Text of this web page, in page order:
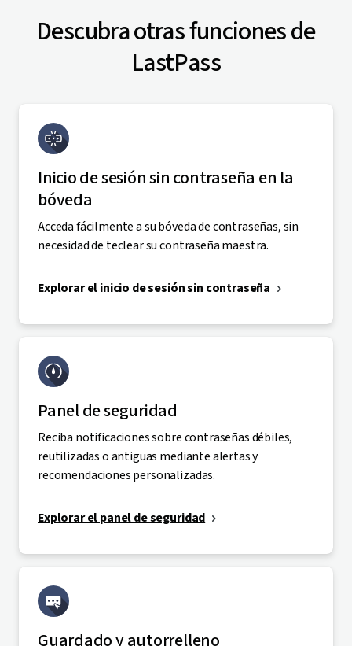
Descubra otras funciones de
LastPass
Inicio de sesión sin contraseña en la
bóveda
Acceda fácilmente a su bóveda de contraseñas, sin
necesidad de teclear su contraseña maestra.
Explorar el inicio de sesión sin contraseña
Panel de seguridad
Reciba notificaciones sobre contraseñas débiles,
reutilizadas o antiguas mediante alertas y
recomendaciones personalizadas.
Explorar el panel de seguridad
Guardado y autorrelleno